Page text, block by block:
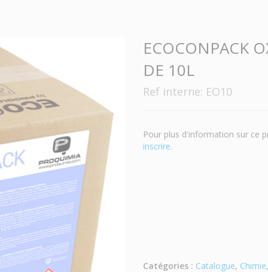
ECOCONPACK
DE 10L
Ref interne: EO10
Pour plus d'information sur ce
inscrire.
Catégories : Catalogue, Chimie,